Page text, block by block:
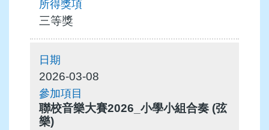
三等獎
2026-03-08
聯校音樂大賽2026_小學小組合奏 (弦
樂)